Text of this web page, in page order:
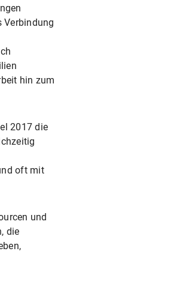
Verbindung
hin zum
2017 die
oft mit
und
die